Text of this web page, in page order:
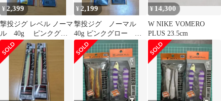
¥ 2,399
撃投ジグ レベル ノーマ
ル 40g ピンクグロ
ー カルティバ
¥ 2,199
撃投ジグ ノーマル
40g ピンクグロー カ
ルティバ
¥14,300
W NIKE VOMERO
PLUS 23.5cm